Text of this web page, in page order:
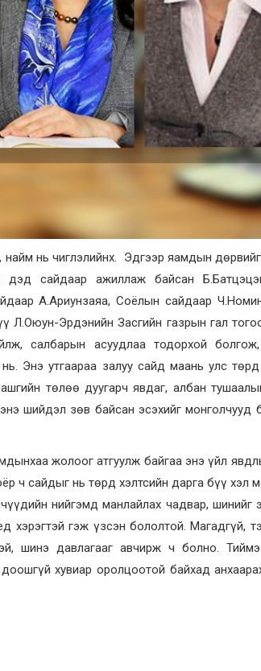
найм нь чиглэлийнх. Эдгээр яамдын
сайдаар ажиллаж байсан
А.Ариунзаяа, Соёлын сайдаар
Л.Оюун-Эрдэнийн Засгийн газрын гал
салбарын асуудлаа тодорхой
Энэ утгаараа залуу сайд маань улс
төлөө дуугарч явдаг, албан
шийдэл зөв байсан эсэхийг монголчууд
жолоог атгуулж байгаа энэ үйл
ч сайдыг нь төрд хэлтсийн дарга бүү хэл
нийгэмд манлайлах чадвар, шинийг
хэрэгтэй гэж үзсэн бололтой. Магадгүй,
шинэ давлагааг авчирж ч болно.
хувиар оролцоотой байхад